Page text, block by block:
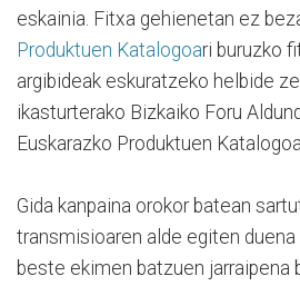
eskainia. Fitxa gehienetan ez
Produktuen Katalogoari buruzko
argibideak eskuratzeko helbide
ikasturterako Bizkaiko Foru
Euskarazko Produktuen
Gida kanpaina orokor batean
transmisioaren alde egiten duena
beste ekimen batzuen jarraipena